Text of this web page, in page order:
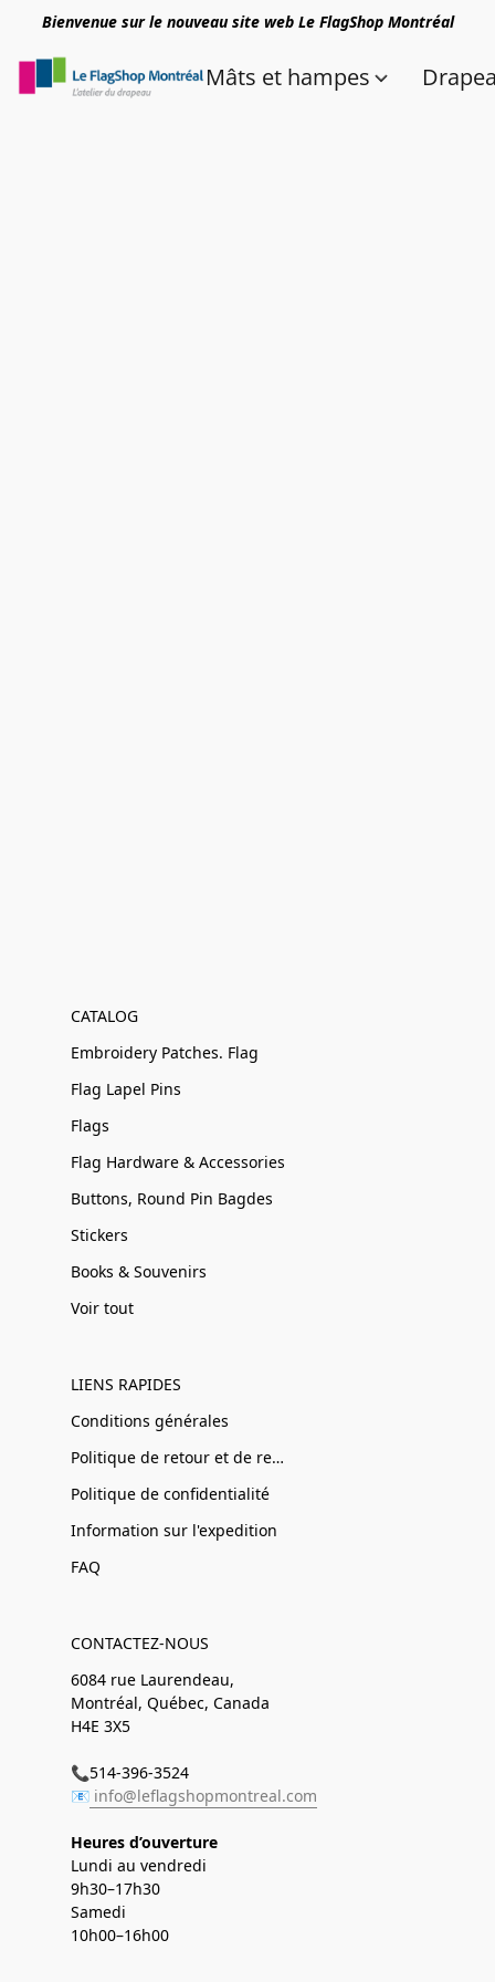
Bienvenue sur le nouveau site web Le FlagShop Montréal
Mâts et hampes
CATALOG
Embroidery Patches. Flag
Flag Lapel Pins
Flags
Flag Hardware & Accessories
Buttons, Round Pin Bagdes
Stickers
Books & Souvenirs
Voir tout
LIENS RAPIDES
Conditions générales
Politique de retour et de remboursement
Politique de confidentialité
Information sur l'expedition
FAQ
CONTACTEZ-NOUS
6084 rue Laurendeau,
Montréal, Québec, Canada
H4E 3X5
📞514-396-3524
📧 info@leflagshopmontreal.com
Heures d’ouverture
Lundi au vendredi
9h30–17h30
Samedi
10h00–16h00